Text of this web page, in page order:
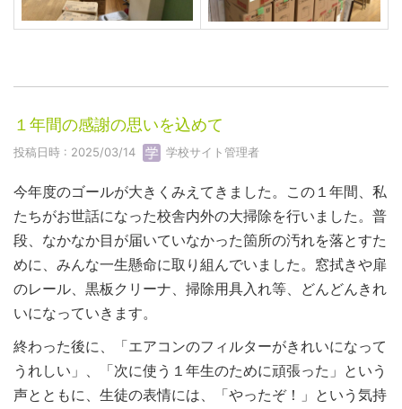
１年間の感謝の思いを込めて
投稿日時 : 2025/03/14 学校サイト管理者
今年度のゴールが大きくみえてきました。この１年間、私
たちがお世話になった校舎内外の大掃除を行いました。普
段、なかなか目が届いていなかった箇所の汚れを落とすた
めに、みんな一生懸命に取り組んでいました。窓拭きや扉
のレール、黒板クリーナ、掃除用具入れ等、どんどんきれ
いになっていきます。
終わった後に、「エアコンのフィルターがきれいになって
うれしい」、「次に使う１年生のために頑張った」という
声とともに、生徒の表情には、「やったぞ！」という気持